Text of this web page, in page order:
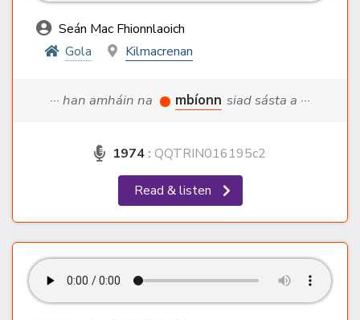
Seán Mac Fhionnlaoich
Gola
Kilmacrenan
··· han amháin na mbíonn siad sásta a ···
1974 : QQTRIN016195c2
Read & listen